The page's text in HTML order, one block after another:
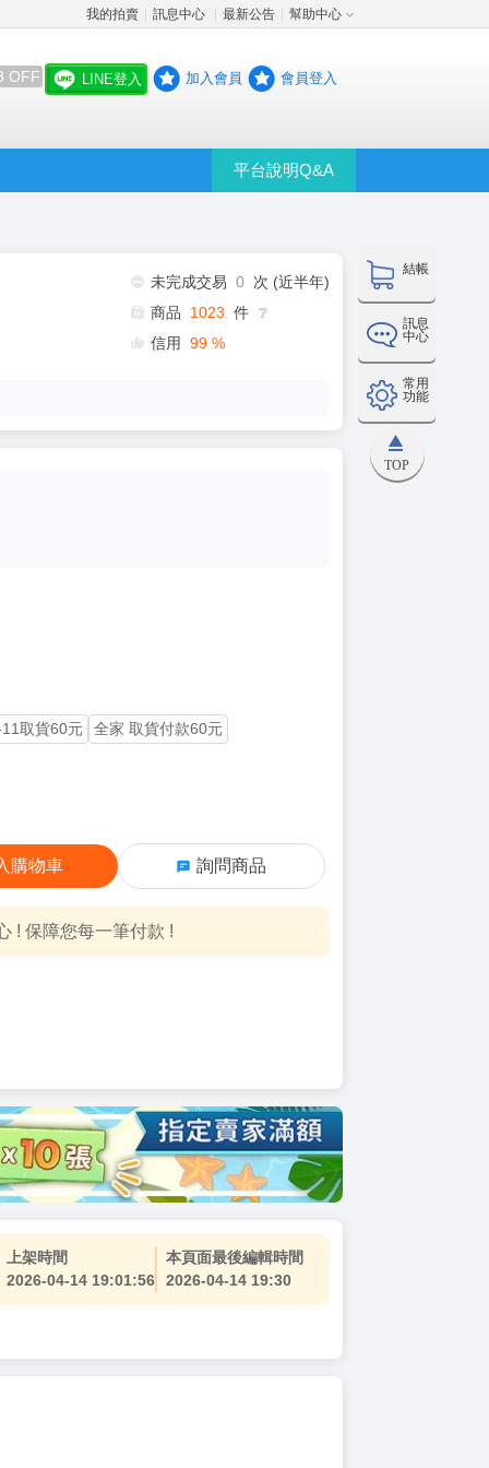
我的拍賣 訊息中心 最新公告 幫助中心
OFF LINE登入 加入會員 會員登入
平台說明Q&A
結帳
訊息
中心
常用
功能
TOP
未完成交易 0
次 (近半年)
商品
1023 件 ❔
信用 99 %
取貨60元 全家 取貨付款60元
購物車 詢問商品
! 保障您每一筆付款 !
上架時間
2026-04-14 19:01:56
本頁面最後編輯時間
2026-04-14 19:30